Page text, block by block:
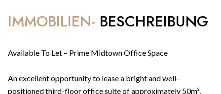
IMMOBILIEN- BESCHREIBUNG
Available To Let – Prime Midtown Office Space
An excellent opportunity to lease a bright and well-
positioned third-floor office suite of approximately 50m²,